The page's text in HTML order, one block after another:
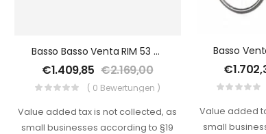
Basso Basso Venta RIM 53 Cm 2021
€1.409,85 €2.169,00
( 0 Bewertungen )
Value added tax is not collected, as
small businesses according to §19
€
Value added
small